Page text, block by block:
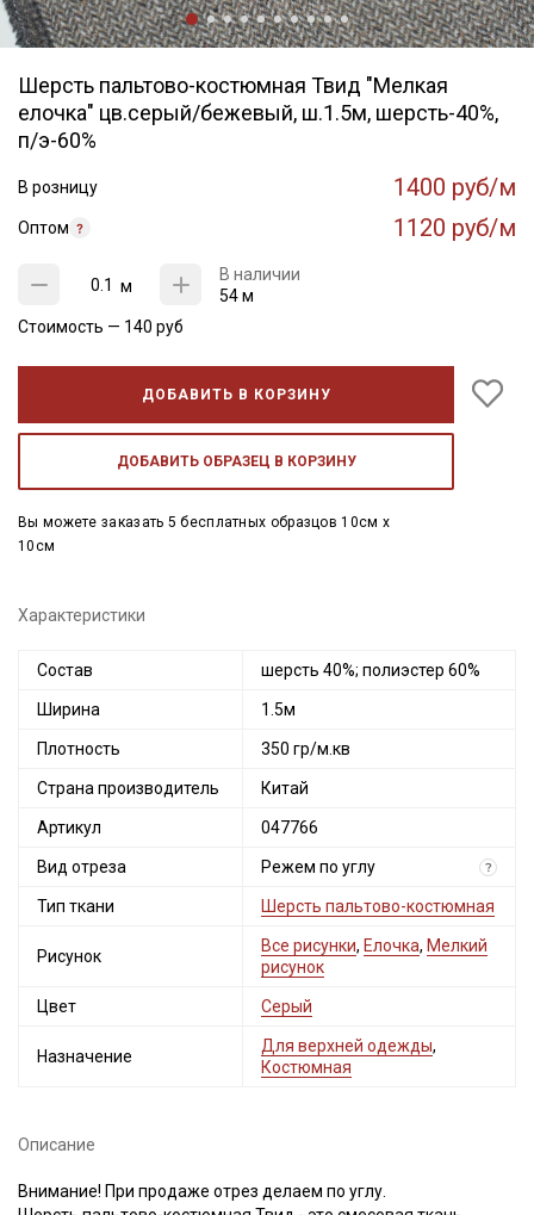
Шерсть пальтово-костюмная Твид "Мелкая
елочка" цв.серый/бежевый, ш.1.5м, шерсть-40%,
п/э-60%
В розницу 1400 руб/м
Оптом 1120 руб/м
м
В наличии
54 м
Стоимость — 140 руб
ДОБАВИТЬ В КОРЗИНУ
ДОБАВИТЬ ОБРАЗЕЦ В КОРЗИНУ
Вы можете заказать 5 бесплатных образцов 10см x
10см
Характеристики
Состав шерсть 40%; полиэстер 60%
Ширина 1.5м
Плотность 350 гр/м.кв
Страна производитель Китай
Артикул 047766
Вид отреза Режем по углу ?
Тип ткани Шерсть пальтово-костюмная
Рисунок
Все рисунки, Елочка, Мелкий
рисунок
Цвет Серый
Назначение
Для верхней одежды,
Костюмная
Описание
Внимание! При продаже отрез делаем по углу.